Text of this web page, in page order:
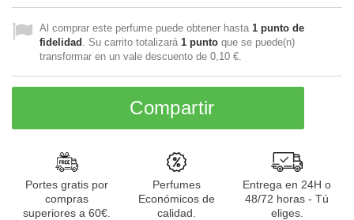
Al comprar este perfume puede obtener hasta 1 punto de
fidelidad . Su carrito totalizará 1 punto que se puede(n)
transformar en un vale descuento de 0,10 €
Compartir
Portes gratis por
compras
superiores a 60€.
Perfumes
Económicos de
calidad.
Entrega en 24H o
48/72 horas - Tú
eliges.